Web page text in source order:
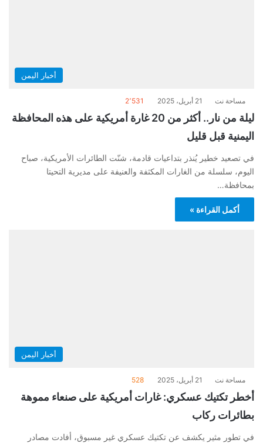
أخبار اليمن
مساحة نت 21 أبريل، 2025 2٬531
ليلة من نار.. أكثر من 20 غارة أمريكية على هذه المحافظة
اليمنية قبل قليل
في تصعيد خطير يُنذر بتداعيات قادمة، شنّت الطائرات الأمريكية، صباح
اليوم، سلسلة من الغارات المكثفة والعنيفة على مديرية التحيتا
بمحافظة…
أكمل القراءة »
أخبار اليمن
مساحة نت 21 أبريل، 2025 528
أخطر تكتيك عسكري: غارات أمريكية على صنعاء مموهة
بطائرات ركاب
في تطور مثير يكشف عن تكتيك عسكري غير مسبوق، أفادت مصادر